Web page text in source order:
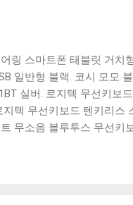
링 스마트폰 태블릿 거치
일반형 블랙. 코시 모모
실버. 로지텍 무선키보
지텍 무선키보드 텐키리스
무소음 블루투스 무선키
어 화이트. 코시 베이직 블